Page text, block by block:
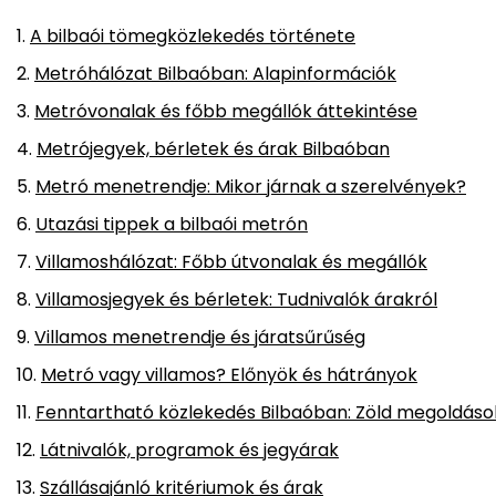
A bilbaói tömegközlekedés története
Metróhálózat Bilbaóban: Alapinformációk
Metróvonalak és főbb megállók áttekintése
Metrójegyek, bérletek és árak Bilbaóban
Metró menetrendje: Mikor járnak a szerelvények?
Utazási tippek a bilbaói metrón
Villamoshálózat: Főbb útvonalak és megállók
Villamosjegyek és bérletek: Tudnivalók árakról
Villamos menetrendje és járatsűrűség
Metró vagy villamos? Előnyök és hátrányok
Fenntartható közlekedés Bilbaóban: Zöld
Látnivalók, programok és jegyárak
Szállásajánló kritériumok és árak